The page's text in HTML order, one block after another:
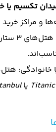
تکسیم یا
و مراکز خرید
۳ ستاره مثل
یا